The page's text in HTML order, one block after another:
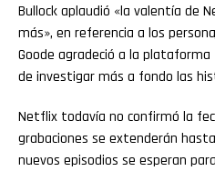
Bullock aplaudió «la valentía de
más», en referencia a los
Goode agradeció a la
de investigar más a fondo las
Netflix todavía no confirmó la
grabaciones se extenderán
nuevos episodios se esperan